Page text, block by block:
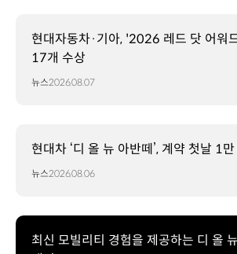
현대자동차·기아, '2026 레드 닷 어워
17개 수상
뉴스2026.08.07
현대차 ‘디 올 뉴 아반떼’, 계약 첫날 1
뉴스2026.08.06
최신 모빌리티 경험을 제공하는 디 올